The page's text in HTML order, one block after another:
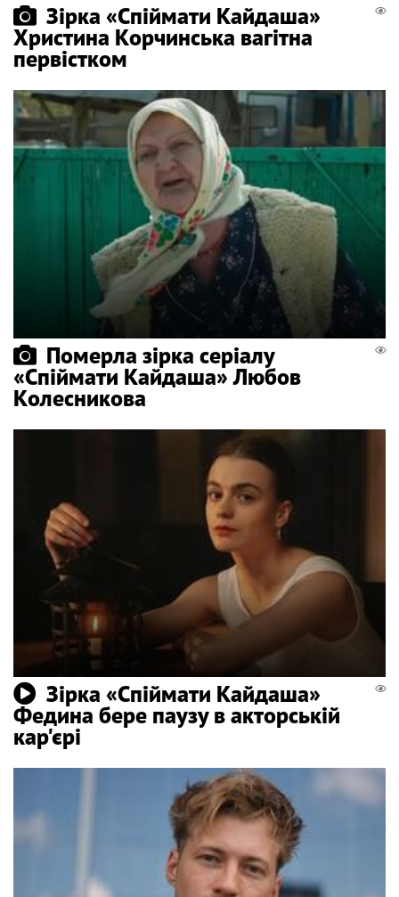
Зірка «Спіймати Кайдаша»
Христина Корчинська вагітна
первістком
Померла зірка серіалу
«Спіймати Кайдаша» Любов
Колесникова
Зірка «Спіймати Кайдаша»
Федина бере паузу в акторській
кар'єрі